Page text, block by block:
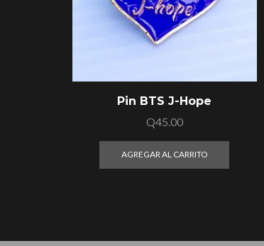
Pin BTS J-Hope
Q45.00
AGREGAR AL CARRITO